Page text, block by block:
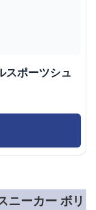
スポーツシュ
ニーカー ボリ